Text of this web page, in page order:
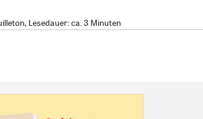
Lesedauer: ca. 3 Minuten